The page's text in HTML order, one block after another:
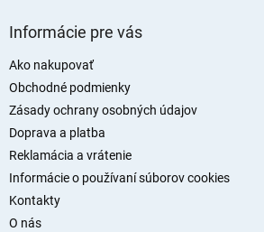
Informácie pre vás
Ako nakupovať
Obchodné podmienky
Zásady ochrany osobných údajov
Doprava a platba
Reklamácia a vrátenie
Informácie o používaní súborov cookies
Kontakty
O nás